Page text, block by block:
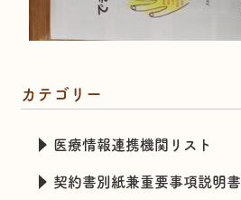
カテゴリー
医療情報連携機関リスト
契約書別紙兼重要事項説明書